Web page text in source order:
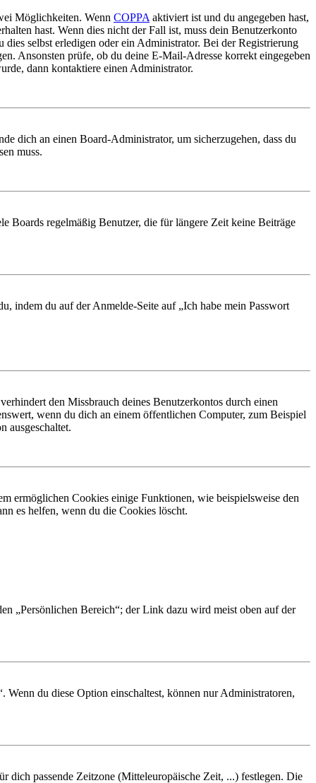
Möglichkeiten. Wenn COPPA aktiviert ist und du angegeben hast,
hast. Wenn dies nicht der Fall ist, muss dein Benutzerkonto
selbst erledigen oder ein Administrator. Bei der Registrierung
Ansonsten prüfe, ob du deine E-Mail-Adresse korrekt eingegeben
dann kontaktiere einen Administrator.
dich an einen Board-Administrator, um sicherzugehen, dass du
muss.
Boards regelmäßig Benutzer, die für längere Zeit keine Beiträge
indem du auf der Anmelde-Seite auf „Ich habe mein Passwort
den Missbrauch deines Benutzerkontos durch einen
wenn du dich an einem öffentlichen Computer, zum Beispiel
ausgeschaltet.
ermöglichen Cookies einige Funktionen, wie beispielsweise den
es helfen, wenn du die Cookies löscht.
„Persönlichen Bereich“; der Link dazu wird meist oben auf der
du diese Option einschaltest, können nur Administratoren,
dich passende Zeitzone (Mitteleuropäische Zeit, ...) festlegen. Die